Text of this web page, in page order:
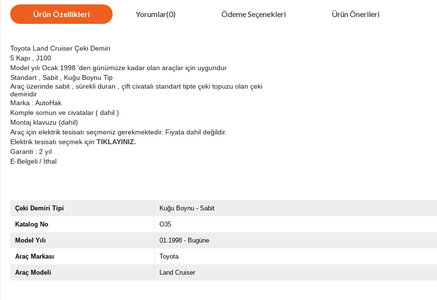
Ürün Özellikleri Yorumlar(0) Ödeme Seçenekleri Ürün Önerileri
Toyota Land Cruiser Çeki Demiri
5 Kapı , J100
Model yılı Ocak 1998 'den günümüze kadar olan araçlar için uygundur
Standart , Sabit , Kuğu Boynu Tip
Araç üzerinde sabit , sürekli duran , çift civatalı standart tipte çeki topuzu olan çeki
demiridir
Marka : AutoHak
Komple somun ve civatalar ( dahil )
Montaj klavuzu (dahil)
Araç için elektrik tesisatı seçmeniz gerekmektedir. Fiyata dahil değildir.
Elektrik tesisatı seçmek için TIKLAYINIZ.
Garanti : 2 yıl
E-Belgeli / İthal
Çeki Demiri Tipi Kuğu Boynu - Sabit
Katalog No O35
Model Yılı 01.1998 - Bugüne
Araç Markası Toyota
Araç Modeli Land Cruiser